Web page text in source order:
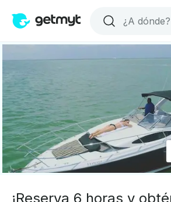
¡Reserva 6 horas y